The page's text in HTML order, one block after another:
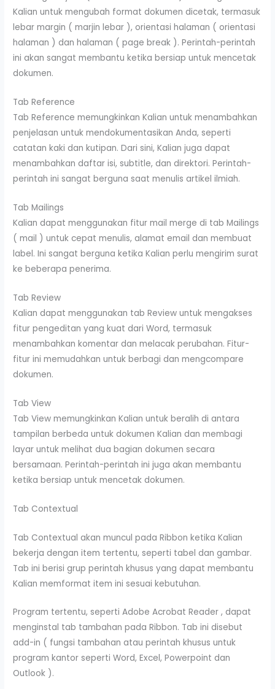
Kalian untuk mengubah format dokumen dicetak, termasuk
lebar margin ( marjin lebar ), orientasi halaman ( orientasi
halaman ) dan halaman ( page break ). Perintah-perintah
ini akan sangat membantu ketika bersiap untuk mencetak
dokumen.
Tab Reference
Tab Reference memungkinkan Kalian untuk menambahkan
penjelasan untuk mendokumentasikan Anda, seperti
catatan kaki dan kutipan. Dari sini, Kalian juga dapat
menambahkan daftar isi, subtitle, dan direktori. Perintah-
perintah ini sangat berguna saat menulis artikel ilmiah.
Tab Mailings
Kalian dapat menggunakan fitur mail merge di tab Mailings
( mail ) untuk cepat menulis, alamat email dan membuat
label. Ini sangat berguna ketika Kalian perlu mengirim surat
ke beberapa penerima.
Tab Review
Kalian dapat menggunakan tab Review untuk mengakses
fitur pengeditan yang kuat dari Word, termasuk
menambahkan komentar dan melacak perubahan. Fitur-
fitur ini memudahkan untuk berbagi dan mengcompare
dokumen.
Tab View
Tab View memungkinkan Kalian untuk beralih di antara
tampilan berbeda untuk dokumen Kalian dan membagi
layar untuk melihat dua bagian dokumen secara
bersamaan. Perintah-perintah ini juga akan membantu
ketika bersiap untuk mencetak dokumen.
Tab Contextual
Tab Contextual akan muncul pada Ribbon ketika Kalian
bekerja dengan item tertentu, seperti tabel dan gambar.
Tab ini berisi grup perintah khusus yang dapat membantu
Kalian memformat item ini sesuai kebutuhan.
Program tertentu, seperti Adobe Acrobat Reader , dapat
menginstal tab tambahan pada Ribbon. Tab ini disebut
add-in ( fungsi tambahan atau perintah khusus untuk
program kantor seperti Word, Excel, Powerpoint dan
Outlook ).